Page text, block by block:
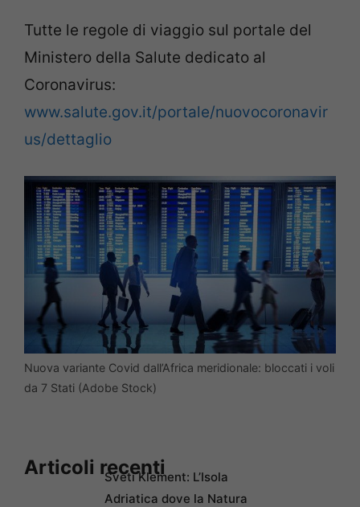
Tutte le regole di viaggio sul portale del
Ministero della Salute dedicato al
Coronavirus:
www.salute.gov.it/portale/nuovocoronavir
us/dettaglio
Nuova variante Covid dall’Africa meridionale: bloccati i voli
da 7 Stati (Adobe Stock)
Articoli recentiSveti Klement: L’Isola
Adriatica dove la Natura